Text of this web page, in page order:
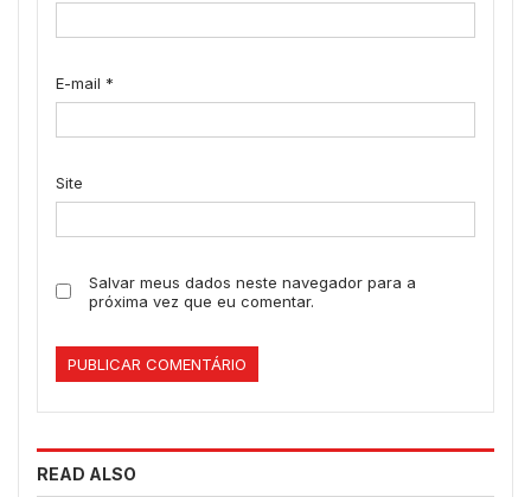
E-mail *
Site
Salvar meus dados neste navegador para a
próxima vez que eu comentar.
READ ALSO